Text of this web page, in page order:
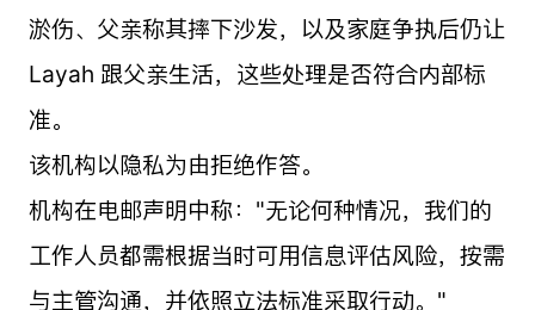
淤伤、父亲称其摔下沙发，以及家庭争执后仍让
Layah 跟父亲生活，这些处理是否符合内部标
准。
该机构以隐私为由拒绝作答。
机构在电邮声明中称："无论何种情况，我们的
工作人员都需根据当时可用信息评估风险，按需
与主管沟通，并依照立法标准采取行动。"